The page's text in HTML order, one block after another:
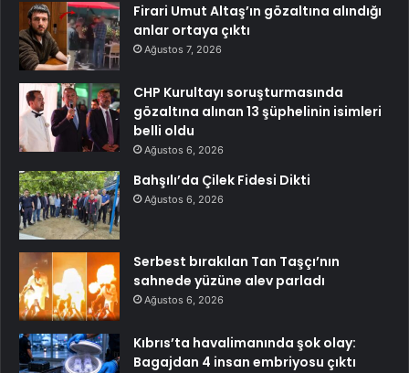
Firari Umut Altaş’ın gözaltına alındığı
anlar ortaya çıktı
Ağustos 7, 2026
CHP Kurultayı soruşturmasında
gözaltına alınan 13 şüphelinin isimleri
belli oldu
Ağustos 6, 2026
Bahşılı’da Çilek Fidesi Dikti
Ağustos 6, 2026
Serbest bırakılan Tan Taşçı’nın
sahnede yüzüne alev parladı
Ağustos 6, 2026
Kıbrıs’ta havalimanında şok olay:
Bagajdan 4 insan embriyosu çıktı